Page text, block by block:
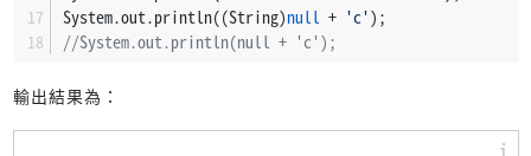
System.out.println((String)null + 'c');
//System.out.println(null + 'c');
輸出結果為：